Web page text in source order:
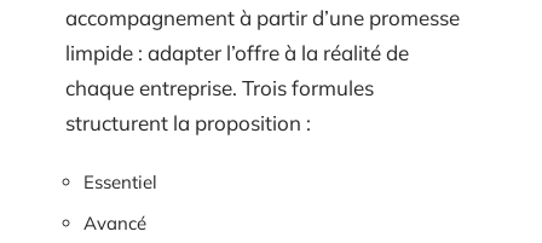
accompagnement à partir d’une promesse
limpide : adapter l’offre à la réalité de
chaque entreprise. Trois formules
structurent la proposition :
Essentiel
Avancé